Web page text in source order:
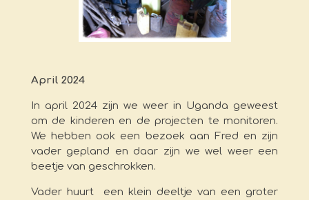
April 2024
In april 2024 zijn we weer in Uganda geweest
om de kinderen en de projecten te monitoren.
We hebben ook een bezoek aan Fred en zijn
vader gepland en daar zijn we wel weer een
beetje van geschrokken.
Vader huurt een klein deeltje van een groter